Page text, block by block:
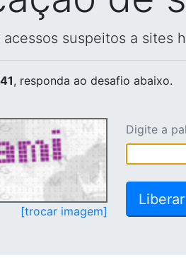
suspeitos a sites
, responda ao desafio abaixo.
[trocar imagem]
Digite a